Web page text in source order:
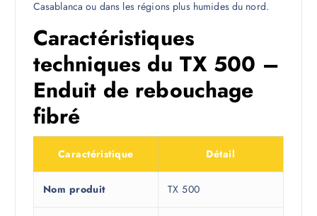
Casablanca ou dans les régions plus humides du nord.
Caractéristiques
techniques du TX 500 –
Enduit de rebouchage
fibré
Caractéristique Détail
Nom produit TX 500